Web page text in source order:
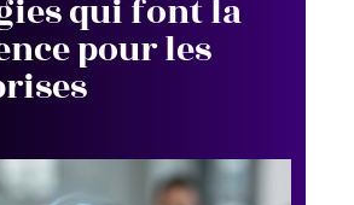
qui font la
pour les